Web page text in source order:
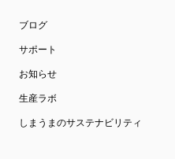
ブログ
サポート
お知らせ
生産ラボ
しまうまのサステナビリティ